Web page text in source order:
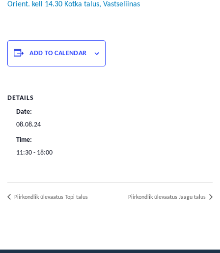
Orient. kell 14.30 Kotka talus, Vastseliinas
ADD TO CALENDAR
DETAILS
Date:
08.08.24
Time:
11:30 - 18:00
Piirkondlik ülevaatus Topi talus Piirkondlik ülevaatus Jaagu talus